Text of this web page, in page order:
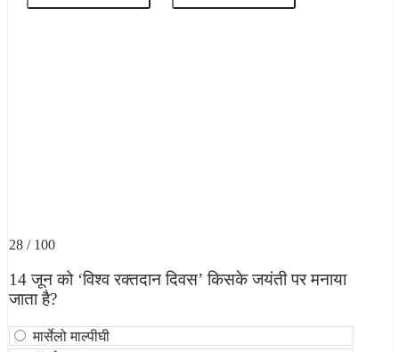
28 / 100
14 जून को ‘विश्व रक्तदान दिवस’ किसके जयंती पर मनाया
जाता है?
मार्सेलो माल्पीघी